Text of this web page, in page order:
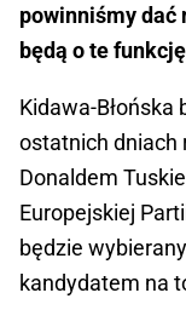
powinniśmy dać
będą o te
Kidawa-Błońska
ostatnich dniach
Donaldem
Europejskiej
będzie
kandydatem na